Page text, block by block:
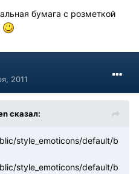
бумага с розметкой
2011
сказал:
style_emoticons/default/b
style_emoticons/default/b